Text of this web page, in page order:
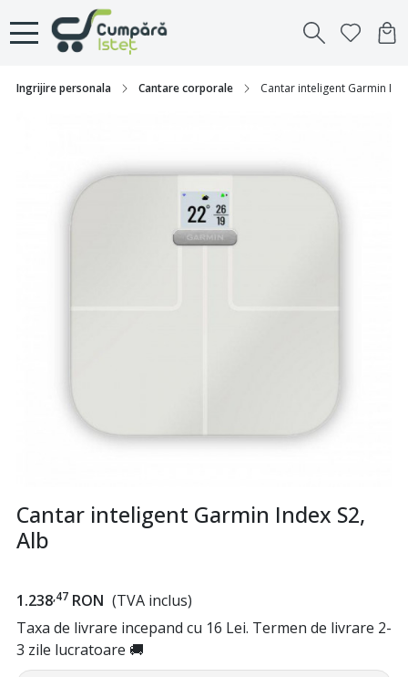
Ingrijire personala Cantare corporale Cantar inteligent Garmin
Cantar inteligent Garmin Index S2,
Alb
1.238,47 RON (TVA inclus)
Taxa de livrare incepand cu 16 Lei. Termen de livrare 2-
3 zile lucratoare 🚚